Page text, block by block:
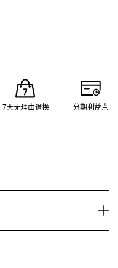
7天无理由退换 分期利益点